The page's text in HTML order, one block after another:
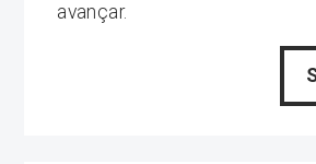
avançar.